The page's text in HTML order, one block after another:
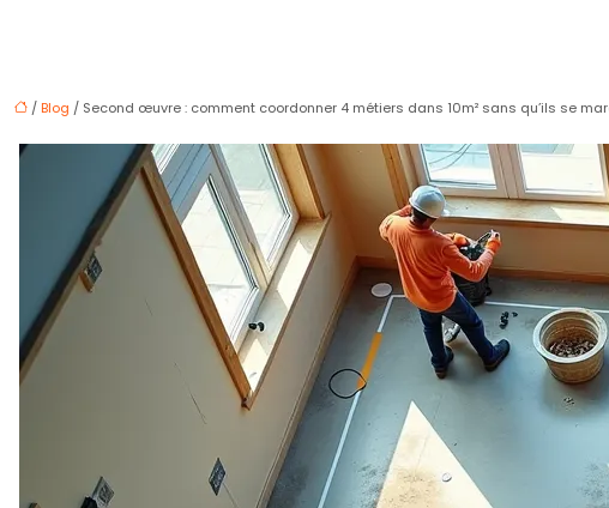
/ Blog / Second œuvre : comment coordonner 4 métiers dans 10m² sans qu’ils se